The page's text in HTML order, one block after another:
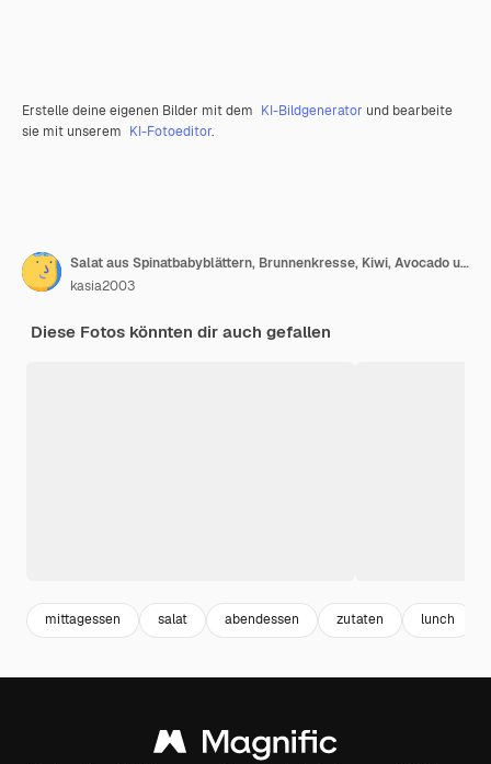
Erstelle deine eigenen Bilder mit dem KI-Bildgenerator und bearbeite
sie mit unserem KI-Fotoeditor.
Salat aus Spinatbabyblättern, Brunnenkresse, Kiwi, Avocado und Granatapfel in einer alten Keramikplatte auf einer grauen Betonoberfläche
kasia2003
Diese Fotos könnten dir auch gefallen
mittagessen salat abendessen zutaten lunch